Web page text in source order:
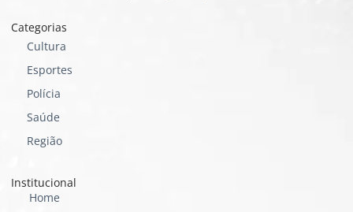
Categorias
Cultura
Esportes
Polícia
Saúde
Região
Institucional
Home